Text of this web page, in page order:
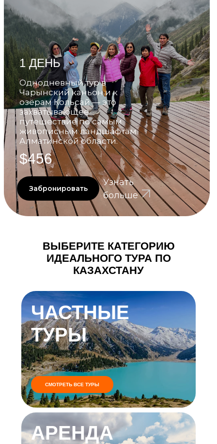
Узнать
больше
Однодневный тур в
Чарынский каньон и к
озёрам Кольсай — это
захватывающее
путешествие по самым
живописным ландшафтам
Алматинской области.
$456
1 ДЕНЬ
Забронировать
ВЫБЕРИТЕ КАТЕГОРИЮ
ИДЕАЛЬНОГО ТУРА ПО
КАЗАХСТАНУ
СМОТРЕТЬ ВСЕ ТУРЫ
ЧАСТНЫЕ
ТУРЫ
АРЕНДА